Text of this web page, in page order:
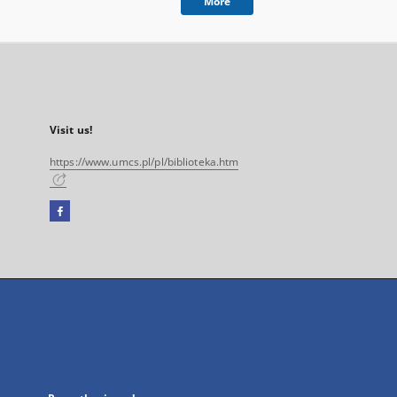
Visit us!
https://www.umcs.pl/pl/biblioteka.htm
Facebook
open